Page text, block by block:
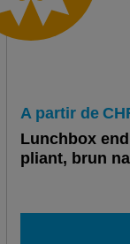
A partir de
Lunchbox
pliant, brun